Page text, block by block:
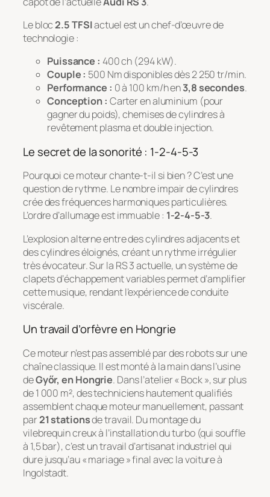
Le bloc2.5 TFSIactuel est un chef-d’œuvre de
technologie :
Puissance : 400 ch (294 kW).
Couple : 500 Nm disponibles dès 2 250 tr/min.
Performance : 0 à 100 km/h en3,8 secondes.
Conception : Carter en aluminium (pour
gagner du poids), chemises de cylindres à
revêtement plasma et double injection.
Le secret de la sonorité : 1-2-4-5-3
Pourquoi ce moteur chante-t-il si bien ? C’est une
question de rythme. Le nombre impair de cylindres
crée des fréquences harmoniques particulières.
L’ordre d’allumage est immuable : 1-2-4-5-3.
L’explosion alterne entre des cylindres adjacents et
des cylindres éloignés, créant un rythme irrégulier
très évocateur. Sur la RS 3 actuelle, un système de
clapets d’échappement variables permet d’amplifier
cette musique, rendant l’expérience de conduite
viscérale.
Un travail d’orfèvre en Hongrie
Ce moteur n’est pas assemblé par des robots sur une
chaîne classique. Il est monté à la main dans l’usine
deGyőr, en Hongrie. Dans l’atelier « Bock », sur plus
de 1 000 m², des techniciens hautement qualifiés
assemblent chaque moteur manuellement, passant
par21 stationsde travail. Du montage du
vilebrequin creux à l’installation du turbo (qui souffle
à 1,5 bar), c’est un travail d’artisanat industriel qui
dure jusqu’au « mariage » final avec la voiture à
Ingolstadt.